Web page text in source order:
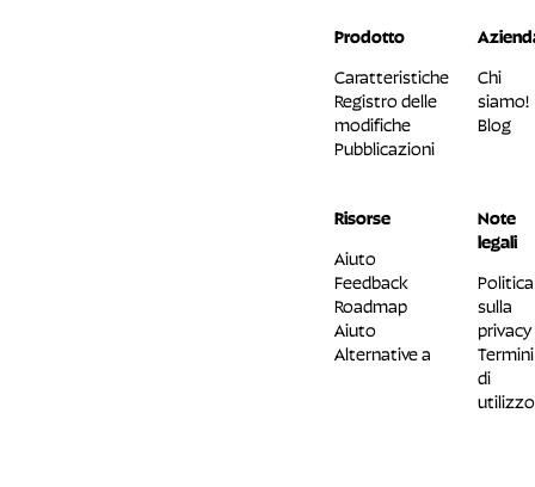
Prodotto
Caratteristiche
Registro delle
modifiche
Pubblicazioni
Chi
siamo!
Blog
Risorse
Aiuto
Feedback
Roadmap
Aiuto
Alternative a
Note
legali
Politica
sulla
privacy
Termini
di
utilizzo